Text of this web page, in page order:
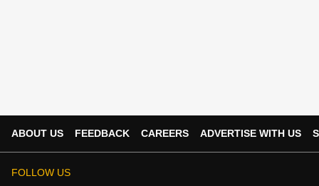
ABOUT US FEEDBACK CAREERS ADVERTISE WITH US
FOLLOW US